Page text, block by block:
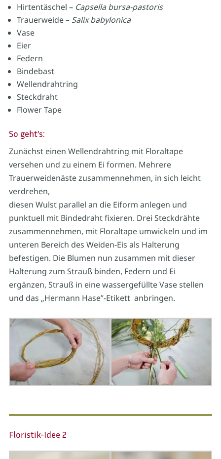
Hirtentäschel – Capsella bursa-pastoris
Trauerweide – Salix babylonica
Vase
Eier
Federn
Bindebast
Wellendrahtring
Steckdraht
Flower Tape
So geht’s:
Zunächst einen Wellendrahtring mit Floraltape
versehen und zu einem Ei formen. Mehrere
Trauerweidenäste zusammennehmen, in sich leicht
verdrehen,
diesen Wulst parallel an die Eiform anlegen und
punktuell mit Bindedraht fixieren. Drei Steckdrähte
zusammennehmen, mit Floraltape umwickeln und im
unteren Bereich des Weiden-Eis als Halterung
befestigen. Die Blumen nun zusammen mit dieser
Halterung zum Strauß binden, Federn und Ei
ergänzen, Strauß in eine wassergefüllte Vase stellen
und das „Hermann Hase”-Etikett anbringen.
Floristik-Idee 2